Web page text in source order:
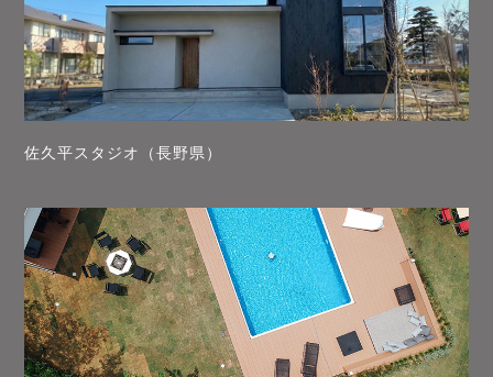
佐久平スタジオ（長野県）